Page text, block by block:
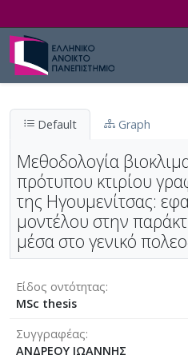
Default Graph
Μεθοδολογία
πρότυπου κτιρίου
της Ηγουμενίτσας:
μοντέλου στην
μέσα στο γενικό
Είδος οντότητας
MSc thesis
Συγγραφέας
ΑΝΔΡΕΟΥ ΙΩΑΝΝΗΣ